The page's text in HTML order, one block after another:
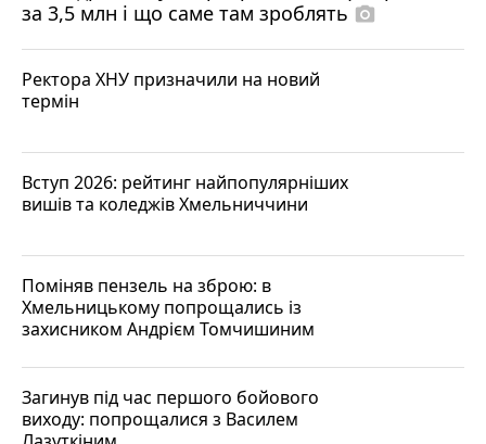
за 3,5 млн і що саме там зроблять photo_camera
Ректора ХНУ призначили на новий
термін
Вступ 2026: рейтинг найпопулярніших
вишів та коледжів Хмельниччини
Поміняв пензель на зброю: в
Хмельницькому попрощались із
захисником Андрієм Томчишиним
Загинув під час першого бойового
виходу: попрощалися з Василем